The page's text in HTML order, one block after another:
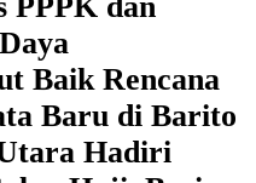
Baik Rencana
Baru di Barito
Hadiri